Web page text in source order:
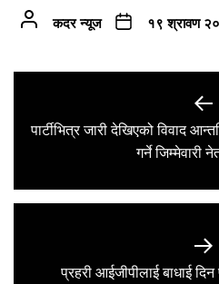
कदर न्यूज १९ श्रावण
navigation
पार्टीभित्र जारी देखिएको विवाद
गर्ने जिम्मेवारी
प्रहरी आईजीपीलाई बाधाई